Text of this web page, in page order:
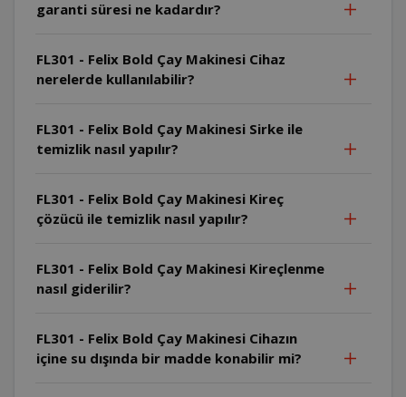
garanti süresi ne kadardır?
FL301 - Felix Bold Çay Makinesi Cihaz
nerelerde kullanılabilir?
FL301 - Felix Bold Çay Makinesi Sirke ile
temizlik nasıl yapılır?
FL301 - Felix Bold Çay Makinesi Kireç
çözücü ile temizlik nasıl yapılır?
FL301 - Felix Bold Çay Makinesi Kireçlenme
nasıl giderilir?
FL301 - Felix Bold Çay Makinesi Cihazın
içine su dışında bir madde konabilir mi?